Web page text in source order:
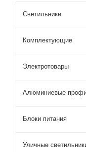
Светильники
Комплектующие
Электротовары
Алюминиевые
Блоки питания
Уличные